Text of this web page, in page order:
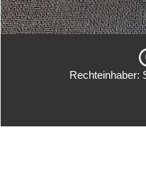
Rechteinhaber: